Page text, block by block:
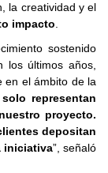
la creatividad y el
impacto.
sostenido
los últimos años,
en el ámbito de la
representan
proyecto.
depositan
iniciativa”, señaló